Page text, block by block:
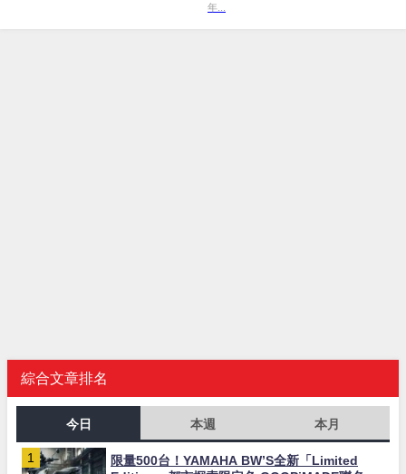
年...
綜合文章排名
今日 本週 本月
限量500台！YAMAHA BW’S全新「Limited